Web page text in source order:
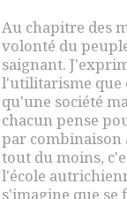
Au chapitre des
volonté du
saignant.
l'utilitarisme que
qu'une société
chacun pense
par combinaison
tout du moins,
l'école
s'imagine que se